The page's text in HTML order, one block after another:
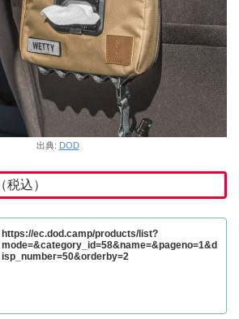
出典: DOD
（税込）
https://ec.dod.camp/products/list?
mode=&category_id=58&name=&pageno=1&d
isp_number=50&orderby=2